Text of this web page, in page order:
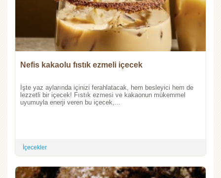
Nefis kakaolu fıstık ezmeli içecek
İşte yaz aylarında içinizi ferahlatacak, hem besleyici hem de
lezzetli bir içecek! Fıstık ezmesi ve kakaonun mükemmel
uyumuyla enerji veren bu içecek,...
İçecekler